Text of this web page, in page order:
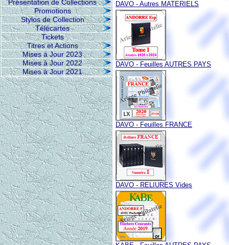
Présentation de Collections
Promotions
Stylos de Collection
Télécartes
Tickets
Titres et Actions
Mises à Jour 2023
Mises à Jour 2022
Mises à Jour 2021
DAVO - Autres MATERIELS
DAVO - Feuilles AUTRES PAYS
DAVO - Feuilles FRANCE
DAVO - RELIURES Vides